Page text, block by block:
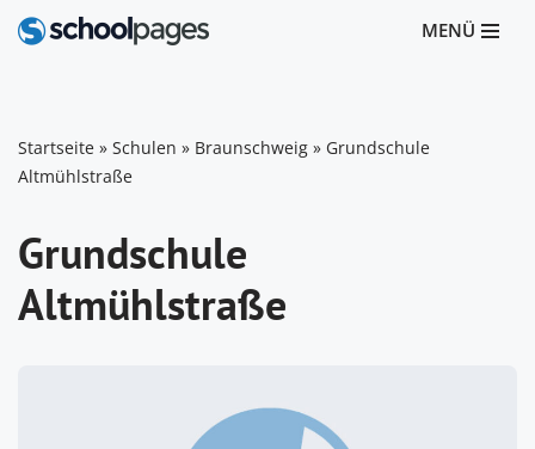
MENÜ
Startseite » Schulen » Braunschweig » Grundschule
Altmühlstraße
Grundschule
Altmühlstraße